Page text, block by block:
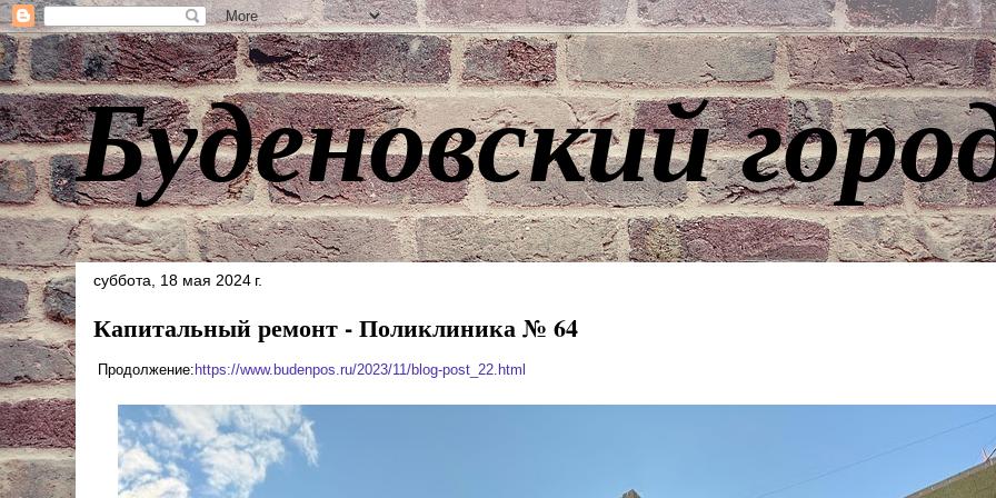
Буденовский
суббота, 18 мая 2024 г.
Капитальный ремонт - Поликлиника № 64
Продолжение: https://www.budenpos.ru/2023/11/blog-post_22.html